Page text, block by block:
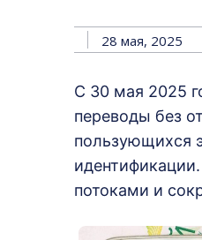
28 мая, 2025
С 30 мая 2025
переводы без
пользующихся
потоками и